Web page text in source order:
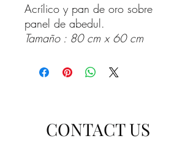
Acrílico y pan de oro sobre
panel de abedul.
Tamaño : 80 cm x 60 cm
CONTACT US